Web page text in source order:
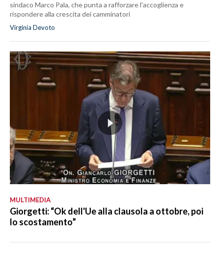
sindaco Marco Pala, che punta a rafforzare l'accoglienza e
rispondere alla crescita dei camminatori
Virginia Devoto
MULTIMEDIA
Giorgetti: “Ok dell'Ue alla clausola a ottobre, poi
lo scostamento”